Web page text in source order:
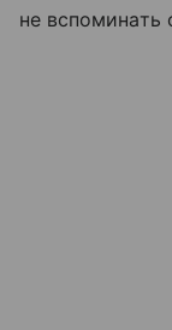
не вспоминать